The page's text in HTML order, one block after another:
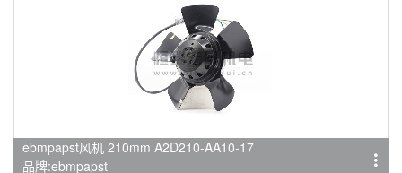
ebmpapst风机 210mm A2D210-AA10-17
品牌:ebmpapst